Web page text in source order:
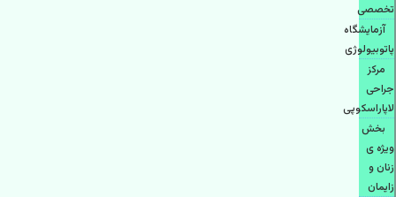
تخصصی
آزمایشگاه
پاتوبیولوژی
مرکز
جراحی
لاپاراسکوپی
بخش
ویژه ی
زنان و
زایمان